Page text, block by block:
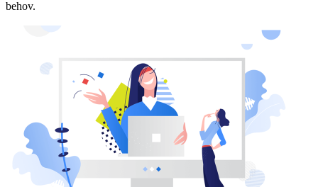
behov.